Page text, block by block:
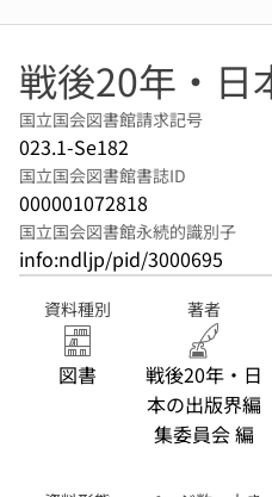
戦後20年・日
国立国会図書館請求記号
023.1-Se182
国立国会図書館書誌ID
000001072818
国立国会図書館永続的識別子
info:ndljp/pid/3000695
資料種別
図書
著者
戦後20年・日
本の出版界編
集委員会 編